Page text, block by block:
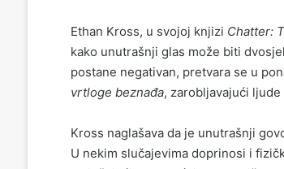
Ethan Kross, u svojoj knjizi Chatter:
kako unutrašnji glas može biti
postane negativan, pretvara se u
vrtloge beznađa, zarobljavajući
Kross naglašava da je unutrašnji
U nekim slučajevima doprinosi i